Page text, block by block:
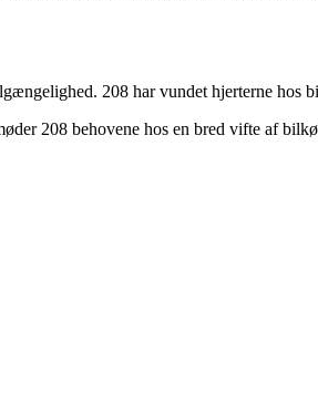
208 har vundet hjerterne
208 behovene hos en bred vifte af